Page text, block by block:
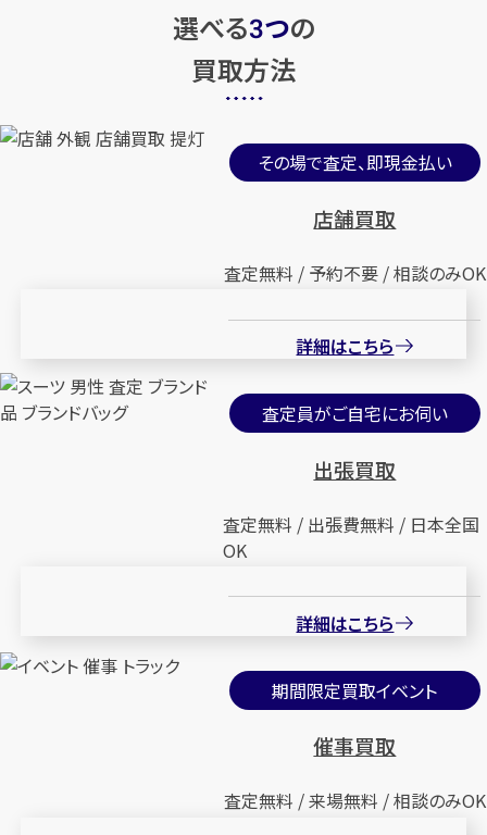
選べる3つの
買取方法
その場で査定、即現金払い
店舗買取
査定無料 / 予約不要 / 相談のみOK
詳細はこちら
査定員がご自宅にお伺い
出張買取
査定無料 / 出張費無料 / 日本全国
OK
詳細はこちら
期間限定買取イベント
催事買取
査定無料 / 来場無料 / 相談のみOK